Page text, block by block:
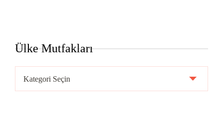
Ülke Mutfakları
Mutfakları